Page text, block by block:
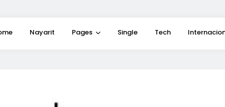
Nayarit Pages Single Tech